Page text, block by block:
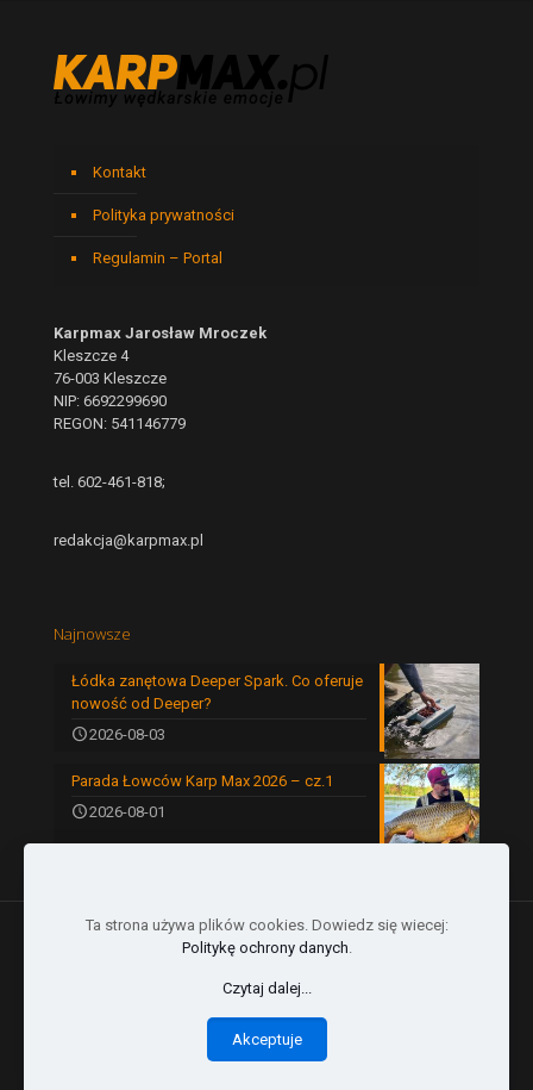
Kontakt
Polityka prywatności
Regulamin – Portal
Karpmax Jarosław Mroczek
Kleszcze 4
76-003 Kleszcze
NIP: 6692299690
REGON: 541146779
tel. 602-461-818;
redakcja@karpmax.pl
Najnowsze
Łódka zanętowa Deeper Spark. Co oferuje
nowość od Deeper?
2026-08-03
Parada Łowców Karp Max 2026 – cz.1
2026-08-01
Ta strona używa plików cookies. Dowiedz się wiecej:
Politykę ochrony danych.
Czytaj dalej...
Akceptuje